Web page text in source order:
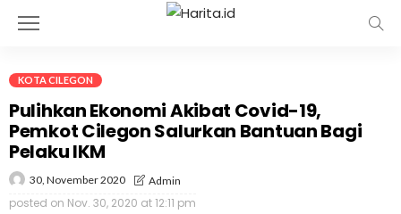
KOTA CILEGON
Pulihkan Ekonomi Akibat Covid-19,
Pemkot Cilegon Salurkan Bantuan Bagi
Pelaku IKM
30, November 2020 Admin
posted on Nov. 30, 2020 at 12:11 pm